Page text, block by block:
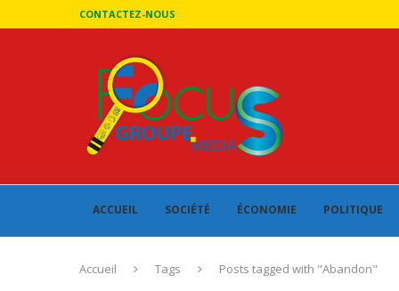
CONTACTEZ-NOUS
ACCUEIL SOCIÉTÉ ÉCONOMIE POLITIQUE
Accueil Tags Posts tagged with "Abandon"